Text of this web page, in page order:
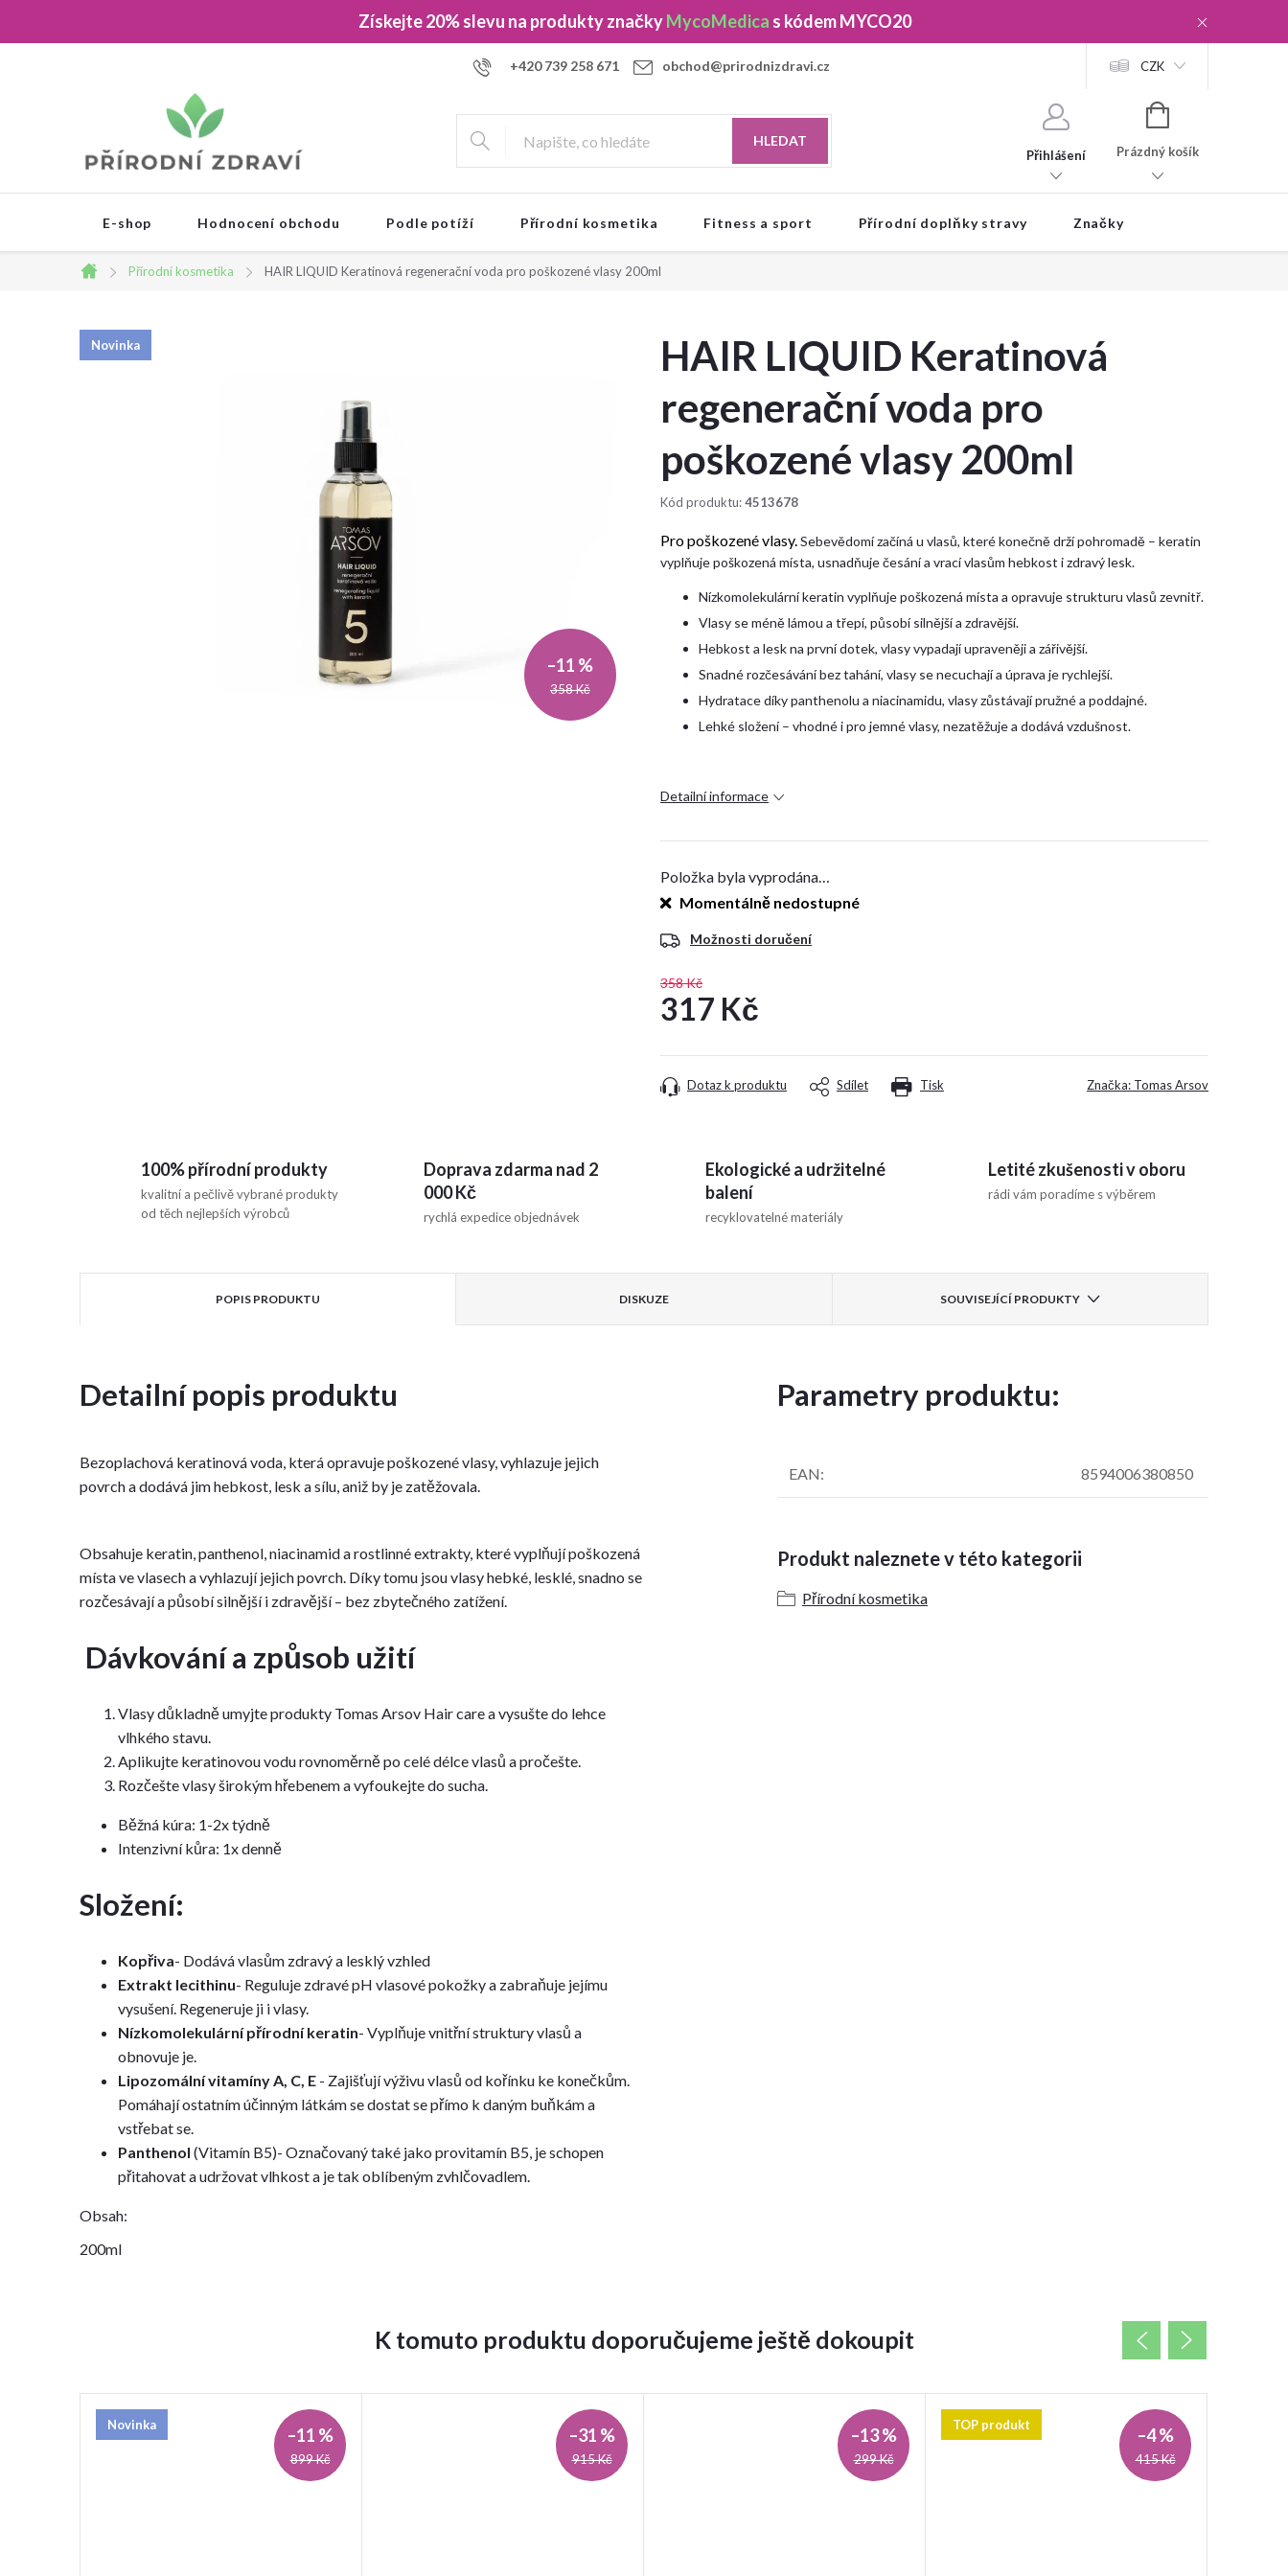
Získejte 20% slevu na produkty značkyMycoMedica s kódemMYCO20
+420 739 258 671 obchod@prirodnizdravi.cz CZK
HLEDAT
Přihlášení
NÁKUPNÍ
KOŠÍK
Prázdný košík
E-shop Hodnocení obchodu Podle potíží Přírodní kosmetika Fitness a sport Přírodní doplňky stravy Značky
Domů
Přírodní kosmetika HAIR LIQUID Keratinová regenerační voda pro poškozené vlasy 200ml
Novinka
358 Kč
–11 %
HAIR LIQUID Keratinová
regenerační voda pro
poškozené vlasy 200ml
Kód produktu:4513678
Pro poškozené vlasy.Sebevědomí začíná u vlasů, které konečně drží pohromadě – keratin
vyplňuje poškozená místa, usnadňuje česání a vrací vlasům hebkost i zdravý lesk.
Nízkomolekulární keratin vyplňuje poškozená místa a opravuje strukturu vlasů zevnitř.
Vlasy se méně lámou a třepí, působí silnější a zdravější.
Hebkost a lesk na první dotek, vlasy vypadají upraveněji a zářivější.
Snadné rozčesávání bez tahání, vlasy se necuchají a úprava je rychlejší.
Hydratace díky panthenolu a niacinamidu, vlasy zůstávají pružné a poddajné.
Lehké složení – vhodné i pro jemné vlasy, nezatěžuje a dodává vzdušnost.
Detailní informace
Položka byla vyprodána…
Momentálně nedostupné
Možnosti doručení
358 Kč
317 Kč
cena:
Tisk
Dotaz k produktu Sdílet Značka: Tomas Arsov
100% přírodní produkty
kvalitní a pečlivě vybrané produkty
od těch nejlepších výrobců
Doprava zdarma nad 2
000 Kč
rychlá expedice objednávek
Ekologické a udržitelné
balení
recyklovatelné materiály
Letité zkušenosti v oboru
rádi vám poradíme s výběrem
POPIS PRODUKTU DISKUZE SOUVISEJÍCÍ PRODUKTY
Detailní popis produktu
Bezoplachová keratinová voda, která opravuje poškozené vlasy, vyhlazuje jejich
povrch a dodává jim hebkost, lesk a sílu, aniž by je zatěžovala.
Obsahuje keratin, panthenol, niacinamid a rostlinné extrakty, které vyplňují poškozená
místa ve vlasech a vyhlazují jejich povrch. Díky tomu jsou vlasy hebké, lesklé, snadno se
rozčesávají a působí silnější i zdravější – bez zbytečného zatížení.
Dávkování a způsob užití
Vlasy důkladně umyjte produkty Tomas Arsov Hair care a vysušte do lehce
vlhkého stavu.
Aplikujte keratinovou vodu rovnoměrně po celé délce vlasů a pročešte.
Rozčešte vlasy širokým hřebenem a vyfoukejte do sucha.
Běžná kúra: 1-2x týdně
Intenzivní kůra: 1x denně
Složení:
Kopřiva- Dodává vlasům zdravý a lesklý vzhled
Extrakt lecithinu- Reguluje zdravé pH vlasové pokožky a zabraňuje jejímu
vysušení. Regeneruje ji i vlasy.
Nízkomolekulární přírodní keratin- Vyplňuje vnitřní struktury vlasů a
obnovuje je.
Lipozomální vitamíny A, C, E - Zajišťují výživu vlasů od kořínku ke konečkům.
Pomáhají ostatním účinným látkám se dostat se přímo k daným buňkám a
vstřebat se.
Panthenol (Vitamín B5)- Označovaný také jako provitamín B5, je schopen
přitahovat a udržovat vlhkost a je tak oblíbeným zvhlčovadlem.
Obsah:
200ml
Parametry produktu:
EAN: 8594006380850
Produkt naleznete v této kategorii
Přírodní kosmetika
K tomuto produktu doporučujeme ještě dokoupit
Novinka
899 Kč
–11 %
915 Kč
–31 %
299 Kč
–13 %
TOP produkt
415 Kč
–4 %